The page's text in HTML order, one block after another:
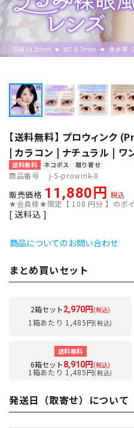
【送料無料】 プロウィン
| カラコン | ナチュラル | ワ
送料無料 ネコポス 取り寄せ
商品番号 j-5-prowink-8
販売価格 11,880
税込
★会員様★限定【 108 円分 】のポ
送料込
商品についてのお問い合わせ
まとめ買いセット
2箱セット2,970円 (税込)
1箱あたり 1,485円(税込)
送料無料
6箱セット8,910円 (税込)
1箱あたり 1,485円(税込)
発送日（取寄せ）について